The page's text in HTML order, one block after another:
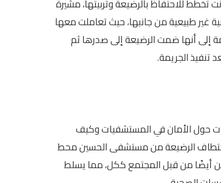
تخطط للاحتفاظ بالرضيعة وتربيتها، مشيرة
غير طبيعية من جانبها، حيث تعاملت معها
إلى أنها ضمت الرضيعة إلى صدرها ثم
تنفيذ الجريمة.
حول الأمان في المستشفيات وكيف
الرضيعة من مستشفى الحسين محط
أيضًا من قبل المجتمع ككل، مما يسلط